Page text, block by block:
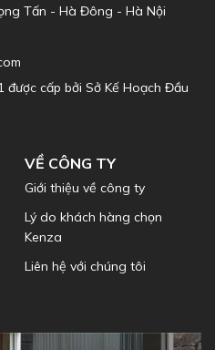
Tấn - Hà Đông - Hà Nội
được cấp bởi Sở Kế Hoạch Đầu
VỀ CÔNG TY
Giới thiệu về công ty
Lý do khách hàng chọn
Kenza
Liên hệ với chúng tôi